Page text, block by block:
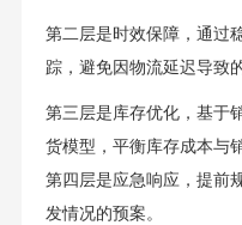
第二层是时效保障，通过
踪，避免因物流延迟导致
第三层是库存优化，基于
货模型，平衡库存成本与
第四层是应急响应，提前
发情况的预案。